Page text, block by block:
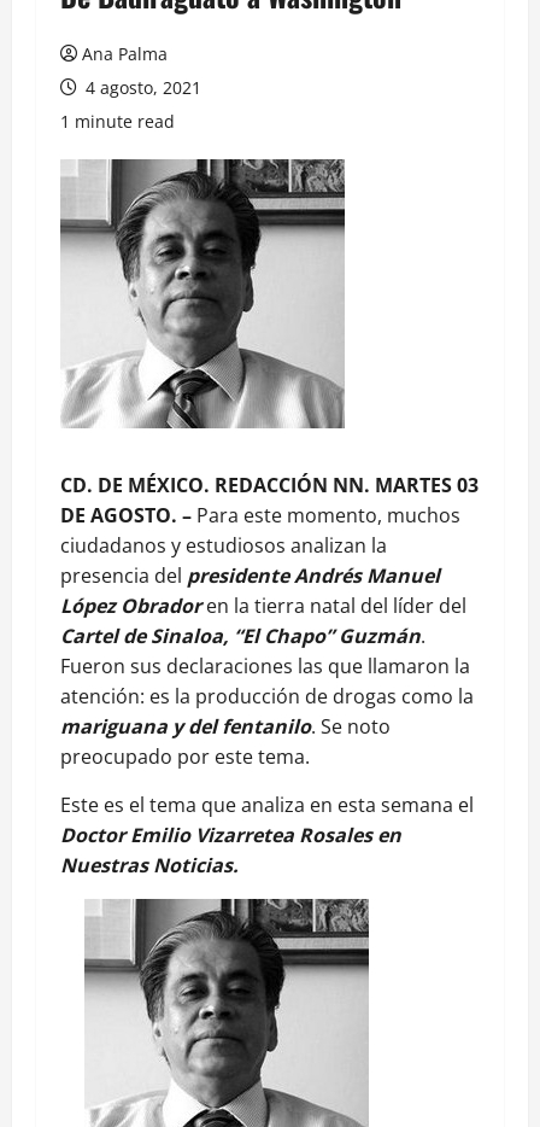
Ana Palma
4 agosto, 2021
1 minute read
CD. DE MÉXICO. REDACCIÓN NN. MARTES 03
DE AGOSTO. – Para este momento, muchos
ciudadanos y estudiosos analizan la
presencia del presidente Andrés Manuel
López Obradoren la tierra natal del líder del
Cartel de Sinaloa, “El Chapo” Guzmán.
Fueron sus declaraciones las que llamaron la
atención: es la producción de drogas como la
mariguana y del fentanilo. Se noto
preocupado por este tema.
Este es el tema que analiza en esta semana el
Doctor Emilio Vizarretea Rosales en
Nuestras Noticias.